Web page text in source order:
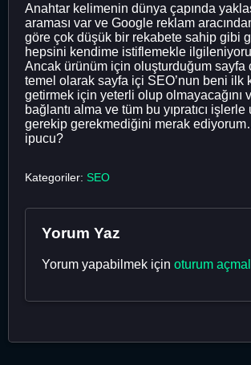
Anahtar kelimenin dünya çapında
araması var ve Google reklam
göre çok düşük bir rekabete sahip gibi
hepsini kendime istiflemekle
Ancak ürünüm için oluşturduğum sayfa
temel olarak sayfa içi SEO’nun beni ilk
getirmek için yeterli olup olmayacağını
bağlantı alma ve tüm bu yıpratıcı
gerekip gerekmediğini merak
ipucu?
Kategoriler: SEO
Yorum Yaz
Yorum yapabilmek için oturum